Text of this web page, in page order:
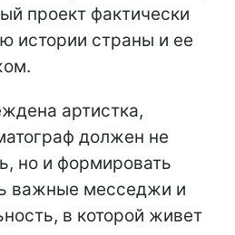
проект фактически
истории страны и ее
артистка,
должен не
но и формировать
важные месседжи и
в которой живет